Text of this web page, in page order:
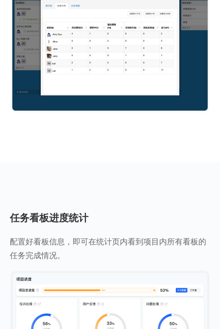
任务看板进度统计
配置好看板信息，即可在统计页内看到项目内所有看板的
任务完成情况。